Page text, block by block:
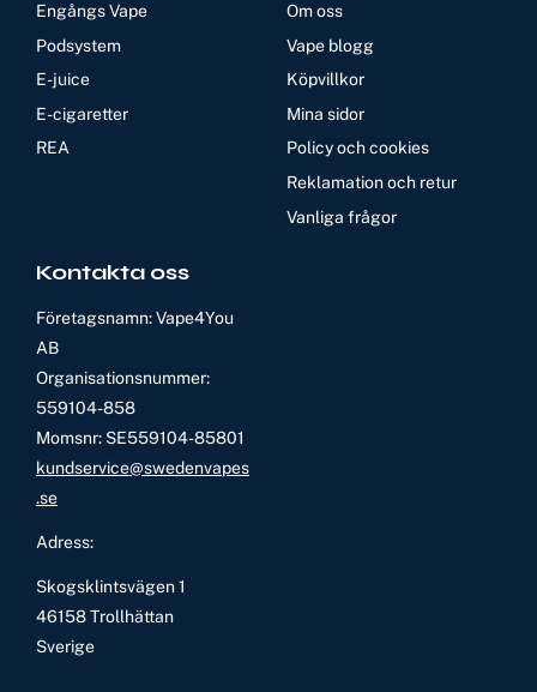
Engångs Vape
Podsystem
E-juice
E-cigaretter
REA
Om oss
Vape blogg
Köpvillkor
Mina sidor
Policy och cookies
Reklamation och retur
Vanliga frågor
Kontakta oss
Företagsnamn: Vape4You
AB
Organisationsnummer:
559104-858
Momsnr: SE559104-85801
kundservice@swedenvapes
.se
Adress:
Skogsklintsvägen 1
46158 Trollhättan
Sverige